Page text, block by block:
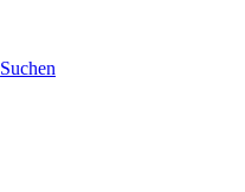
Suchen